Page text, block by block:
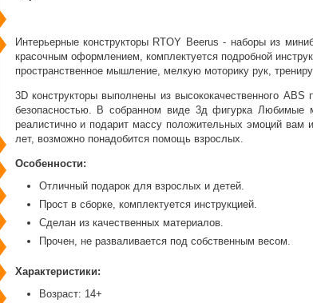
Интерьерные конструкторы RTOY Beerus - наборы из
красочным оформлением, комплектуется подробной
пространственное мышление, мелкую моторику рук,
3D конструкторы выполнены из высококачественного
безопасностью. В собранном виде 3д фигурка Любимые
реалистично и подарит массу положительных эмоций
лет, возможно понадобится помощь взрослых.
Особенности:
Отличный подарок для взрослых и детей.
Прост в сборке, комплектуется инструкцией.
Сделан из качественных материалов.
Прочен, не разваливается под собственным весом.
Характеристики:
Возраст: 14+